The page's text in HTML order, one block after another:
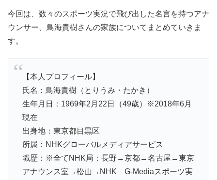
今回は、数々のスポーツ実況で飛び出した名言を持つアナ
ウンサー、鳥海貴樹さんの家族についてまとめていきま
す。
【本人プロフィール】
氏名：鳥海貴樹（とりうみ・たかき）
生年月日：1969年2月22日（49歳）※2018年6月
現在
出身地：東京都目黒区
所属：NHKグローバルメディアサービス
職歴：※全てNHK局：長野→京都→名古屋→東京
アナウンス室→松山→NHK G-Mediaスポーツ実